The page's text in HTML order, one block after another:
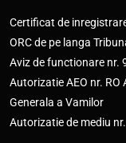
Certificat de
ORC de pe langa
Aviz de functionare nr.
Autorizatie AEO nr. RO
Generala a Vamilor
Autorizatie de mediu